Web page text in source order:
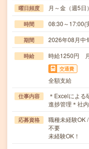
曜日頻度 月～金（週5
時間 08:30～
期間 2026年08月中
時給 時給1250円
交通費
全額支給
仕事内容
＊Excelによ
進捗管理＊社
応募資格
職種未経験OK
不要
未経験OK！